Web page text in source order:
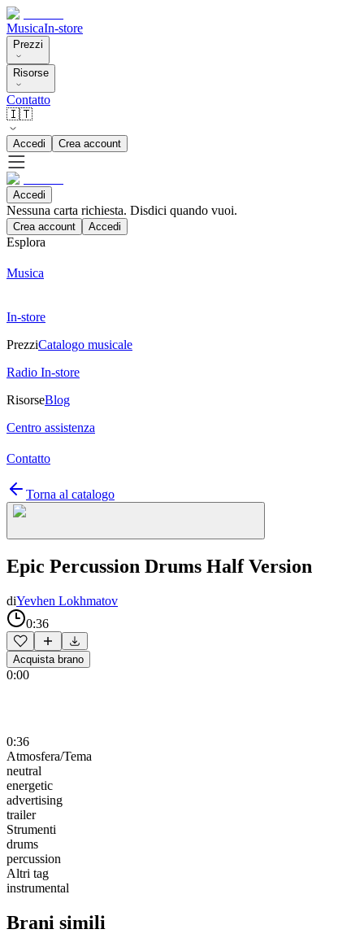
MusicaIn-store
Prezzi
Risorse
Contatto
🇮🇹
Accedi Crea account
Accedi
Nessuna carta richiesta. Disdici quando vuoi.
Crea account Accedi
Esplora
Musica
In-store
PrezziCatalogo musicale
Radio In-store
RisorseBlog
Centro assistenza
Contatto
Torna al catalogo
Epic Percussion Drums Half Version
diYevhen Lokhmatov
0:36
Acquista brano
0:00
0:36
Atmosfera/Tema
neutral
energetic
advertising
trailer
Strumenti
drums
percussion
Altri tag
instrumental
Brani simili